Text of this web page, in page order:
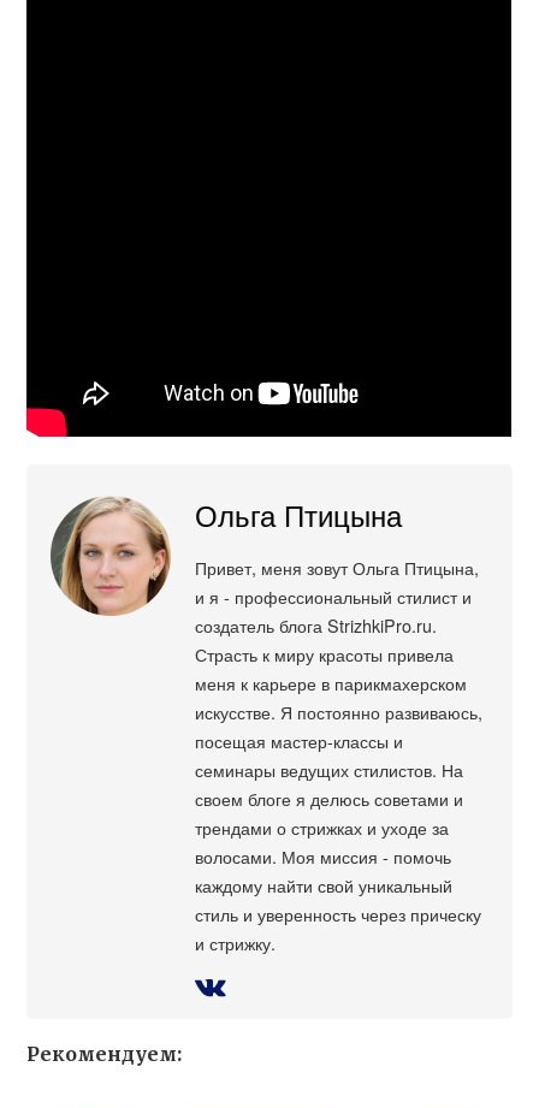
Ольга Птицына
Привет, меня зовут Ольга Птицына,
и я - профессиональный стилист и
создатель блога StrizhkiPro.ru.
Страсть к миру красоты привела
меня к карьере в парикмахерском
искусстве. Я постоянно развиваюсь,
посещая мастер-классы и
семинары ведущих стилистов. На
своем блоге я делюсь советами и
трендами о стрижках и уходе за
волосами. Моя миссия - помочь
каждому найти свой уникальный
стиль и уверенность через прическу
и стрижку.
Рекомендуем: